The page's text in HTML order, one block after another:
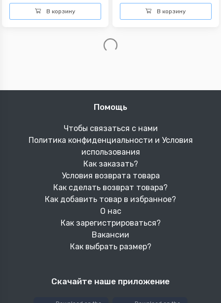
В корзину В корзину
Помощь
Чтобы связаться с нами
Политика конфиденциальности и Условия
использования
Как заказать?
Условия возврата товара
Как сделать возврат товара?
Как добавить товар в избранное?
О нас
Как зарегистрироваться?
Вакансии
Как выбрать размер?
Скачайте наше приложение